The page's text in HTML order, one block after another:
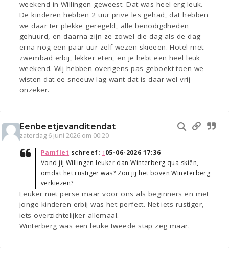
weekend in Willingen geweest. Dat was heel erg leuk.
De kinderen hebben 2 uur prive les gehad, dat hebben
we daar ter plekke geregeld, alle benodigdheden
gehuurd, en daarna zijn ze zowel die dag als de dag
erna nog een paar uur zelf wezen skieeen. Hotel met
zwembad erbij, lekker eten, en je hebt een heel leuk
weekend. Wij hebben overigens pas geboekt toen we
wisten dat ee sneeuw lag want dat is daar wel vrij
onzeker.
Eenbeetjevanditendat
zaterdag 6 juni 2026 om 00:20
Pamflet schreef: ↑05-06-2026 17:36
Vond jij Willingen leuker dan Winterberg qua skiën,
omdat het rustiger was? Zou jij het boven Wineterberg
verkiezen?
Leuker niet perse maar voor ons als beginners en met
jonge kinderen erbij was het perfect. Net iets rustiger,
iets overzichtelijker allemaal.
Winterberg was een leuke tweede stap zeg maar.